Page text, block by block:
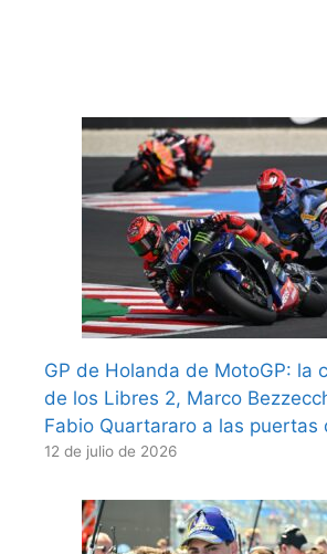
GP de Holanda de MotoGP: la
de los Libres 2, Marco
Fabio Quartararo a las puertas
12 de julio de 2026